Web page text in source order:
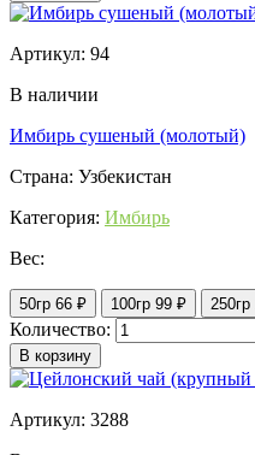
Артикул: 94
В наличии
Имбирь сушеный (молотый)
Страна: Узбекистан
Категория: Имбирь
Вес:
50гр 66 ₽ 100гр 99 ₽ 250гр
Количество:
В корзину
Артикул: 3288